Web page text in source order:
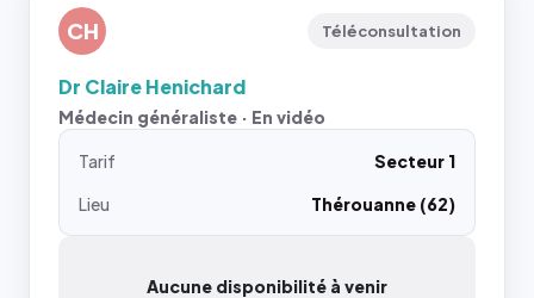
CH Téléconsultation
Dr Claire Henichard
Médecin généraliste · En vidéo
Tarif
Secteur 1
Lieu
Thérouanne (62)
Aucune disponibilité à venir